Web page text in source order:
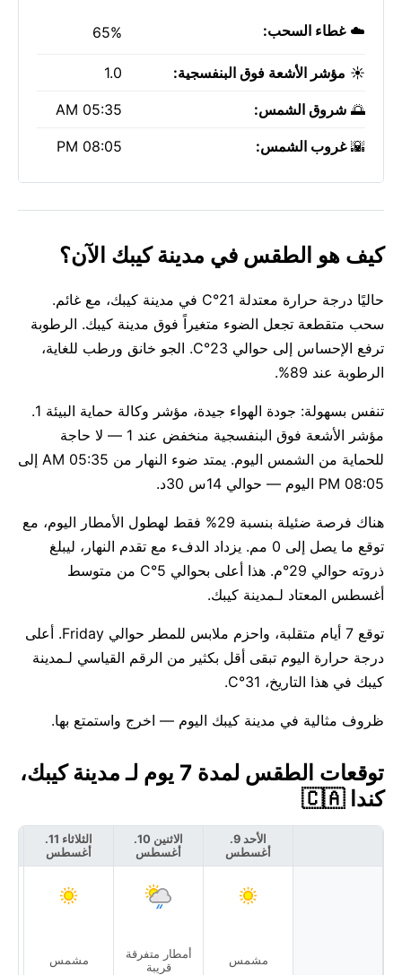
☁️غطاء السحب: 65%
☀️ مؤشر الأشعة فوق البنفسجية: 1.0
🌅 شروق الشمس: 05:35 AM
🌇غروب الشمس: 08:05 PM
كيف هو الطقس في مدينة كيبك الآن؟
حاليًا درجة حرارة معتدلة 21°C في مدينة كيبك، مع غائم.
سحب متقطعة تجعل الضوء متغيراً فوق مدينة كيبك. الرطوبة
ترفع الإحساس إلى حوالي 23°C. الجو خانق ورطب للغاية،
الرطوبة عند 89%.
تنفس بسهولة: جودة الهواء جيدة، مؤشر وكالة حماية البيئة 1.
مؤشر الأشعة فوق البنفسجية منخفض عند 1 — لا حاجة
للحماية من الشمس اليوم. يمتد ضوء النهار من 05:35 AM إلى
08:05 PM اليوم — حوالي 14س 30د.
هناك فرصة ضئيلة بنسبة 29% فقط لهطول الأمطار اليوم، مع
توقع ما يصل إلى 0 مم. يزداد الدفء مع تقدم النهار، ليبلغ
ذروته حوالي 29°م. هذا أعلى بحوالي 5°C من متوسط
أغسطس المعتاد لـمدينة كيبك.
توقع 7 أيام متقلبة، واحزم ملابس للمطر حوالي Friday. أعلى
درجة حرارة اليوم تبقى أقل بكثير من الرقم القياسي لـمدينة
كيبك في هذا التاريخ، 31°C.
ظروف مثالية في مدينة كيبك اليوم — اخرج واستمتع بها.
توقعات الطقس لمدة 7 يوم لـ مدينة كيبك،
كندا 🇨🇦
الأحد 9.
أغسطس
مشمس
الاثنين 10.
أغسطس
أمطار متفرقة
قريبة
الثلاثاء 11.
أغسطس
مشمس